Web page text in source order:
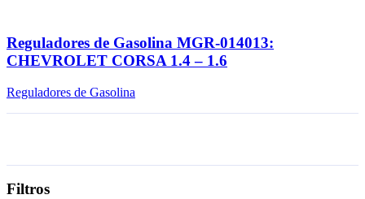
Reguladores de Gasolina MGR-014013:
CHEVROLET CORSA 1.4 – 1.6
Reguladores de Gasolina
Filtros